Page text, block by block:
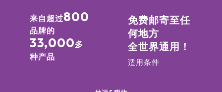
来自超过800
品牌的
33,000多
种产品
免费邮寄至任
何地方
全世界通用！
适用条件